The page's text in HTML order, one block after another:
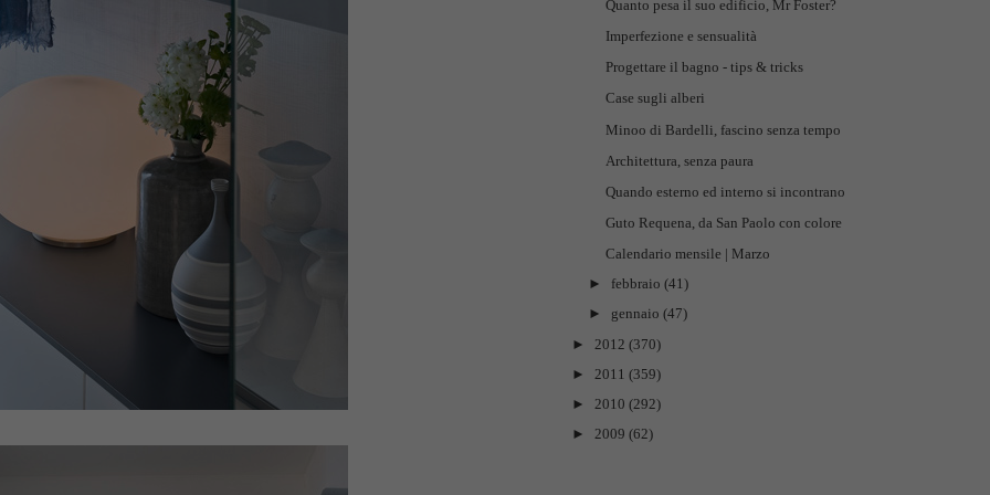
Quanto pesa il suo edificio, Mr Foster?
Imperfezione e sensualità
Progettare il bagno - tips & tricks
Case sugli alberi
Minoo di Bardelli, fascino senza tempo
Architettura, senza paura
Quando esterno ed interno si incontrano
Guto Requena, da San Paolo con colore
Calendario mensile | Marzo
► febbraio (41)
► gennaio (47)
► 2012 (370)
► 2011 (359)
► 2010 (292)
► 2009 (62)